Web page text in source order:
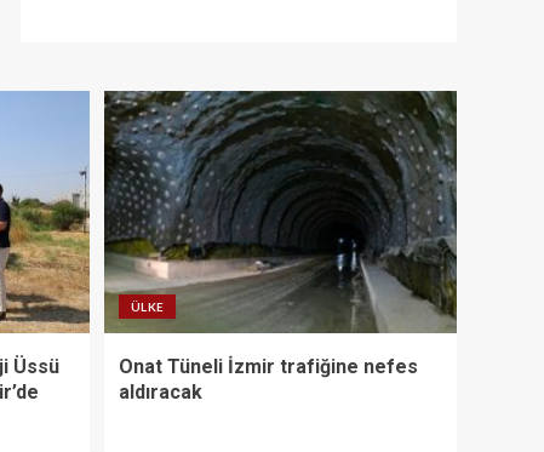
Üssü
ÜLKE
Onat Tüneli İzmir trafiğine nefes
aldıracak